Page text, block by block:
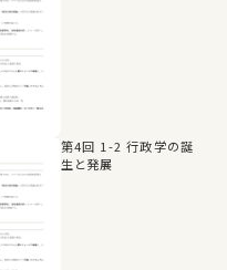
第4回 1-2 行政学の誕
生と発展